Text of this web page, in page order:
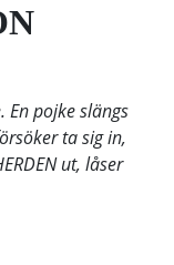
En pojke slängs
ta sig in,
ut, låser